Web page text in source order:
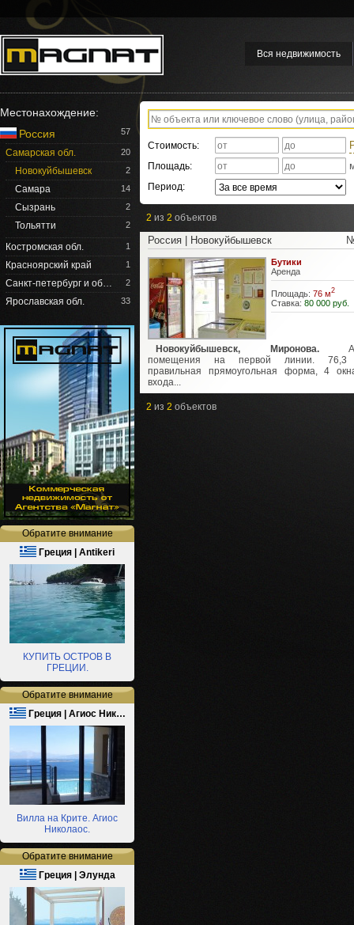
Вся недвижимость
Местонахождение:
Россия
57
Самарская обл. 20
Новокуйбышевск 2
Самара 14
Сызрань 2
Тольятти 2
Костромская обл. 1
Красноярский край 1
Санкт-петербург и об… 2
Ярославская обл. 33
Обратите внимание
Греция | Antikeri
КУПИТЬ ОСТРОВ В
ГРЕЦИИ.
Обратите внимание
Греция | Агиос Ник…
Вилла на Крите. Агиос
Николаос.
Обратите внимание
Греция | Элунда
Стоимость:
Площадь:
Период:
2 из 2 объектов
Россия | Новокуйбышевск
Бутики
Аренда
Площадь: 76 м2
Ставка: 80 000 руб.
Новокуйбышевск, Миронова.
помещения на первой линии. 76,3
правильная прямоугольная форма, 4
входа...
2 из 2 объектов